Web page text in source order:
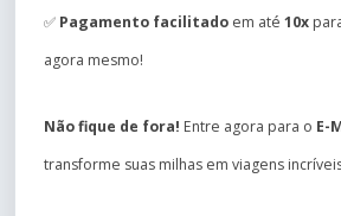
✅ Pagamento facilitado em até 10x
agora mesmo!
Não fique de fora! Entre agora para o E-
transforme suas milhas em viagens